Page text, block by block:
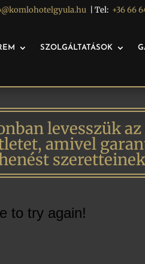
| Tel: +36 66
SZOLGÁLTATÁSOK
levesszük
amivel